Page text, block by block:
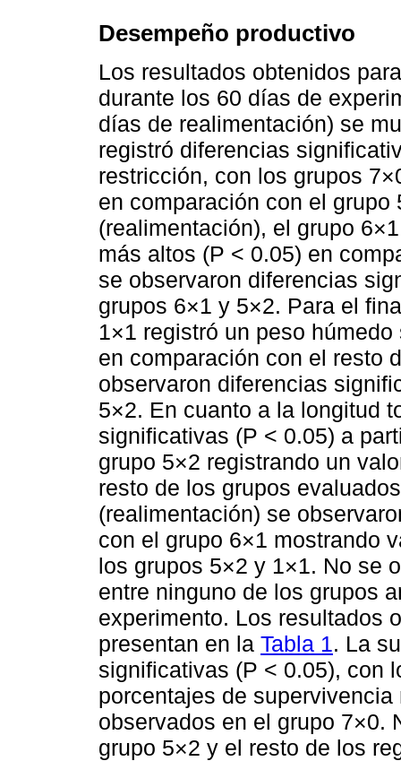
Desempeño productivo
Los resultados obtenidos
durante los 60 días de
días de realimentación) se
registró diferencias
restricción, con los grupos
en comparación con el
(realimentación), el grupo
más altos (P < 0.05) en
se observaron diferencias
grupos 6×1 y 5×2. Para el
1×1 registró un peso
en comparación con el resto
observaron diferencias
5×2. En cuanto a la longitud
significativas (P < 0.05) a
grupo 5×2 registrando un
resto de los grupos
(realimentación) se
con el grupo 6×1 mostrando
los grupos 5×2 y 1×1. No se
entre ninguno de los grupos
experimento. Los resultados
presentan en la Tabla 1. La
significativas (P < 0.05), con
porcentajes de
observados en el grupo 7×0.
grupo 5×2 y el resto de los